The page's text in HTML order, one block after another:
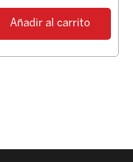
Añadir al carrito